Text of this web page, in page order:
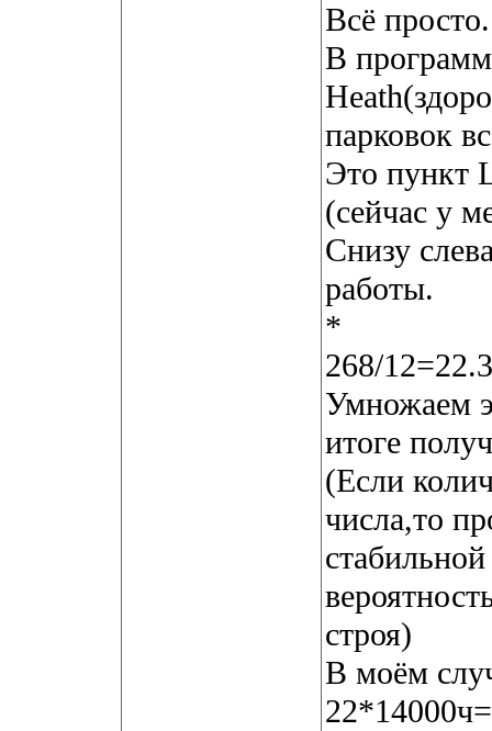
Всё просто.
В
парковок
Это пункт
(сейчас у
Снизу
работы.
*
268/
Умножаем
итоге
(Если
числа,то
строя)
В моём